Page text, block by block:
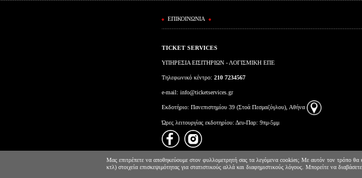
ΕΠΙΚΟΙΝΩΝΙΑ
TICKET SERVICES
ΥΠΗΡΕΣΙΑ ΕΙΣΙΤΗΡΙΩΝ - ΛΟΓΙΣΜΙΚΗ ΕΠΕ
Τηλεφωνικό κέντρο: 210 7234567
e-mail: info@ticketservices.gr
Εκδοτήριο: Πανεπιστημίου 39 (Στοά Πεσμαζόγλου), Αθήνα
Ώρες λειτουργίας εκδοτηρίου: Δευ-Παρ: 9πμ-5μμ
Μας επιτρέπετε να αποθηκεύουμε στον φυλλομετρητή σας τα λεγόμενα cookies; Με αυτόν τον τρόπο θα
κτλ) στοιχεία επισκεψιμότητας για στατιστικούς αλλά και διαφημιστικούς λόγους. Μπορείτε να